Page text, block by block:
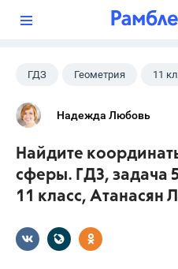
ГДЗ Геометрия 11
10 класс
Надежда Любовь
Найдите
сферы. ГДЗ, задача
11 класс, Атанасян